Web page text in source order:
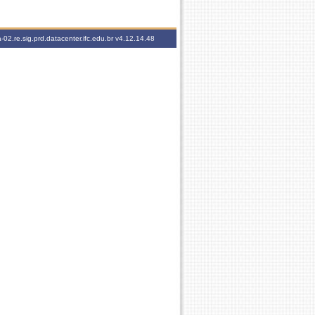
02.re.sig.prd.datacenter.ifc.edu.brv4.12.14.48